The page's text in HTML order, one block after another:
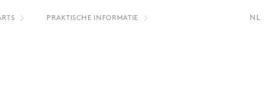
PRAKTISCHE INFORMATIE NL